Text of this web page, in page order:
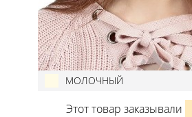
МОЛОЧНЫЙ
Этот товар заказывали